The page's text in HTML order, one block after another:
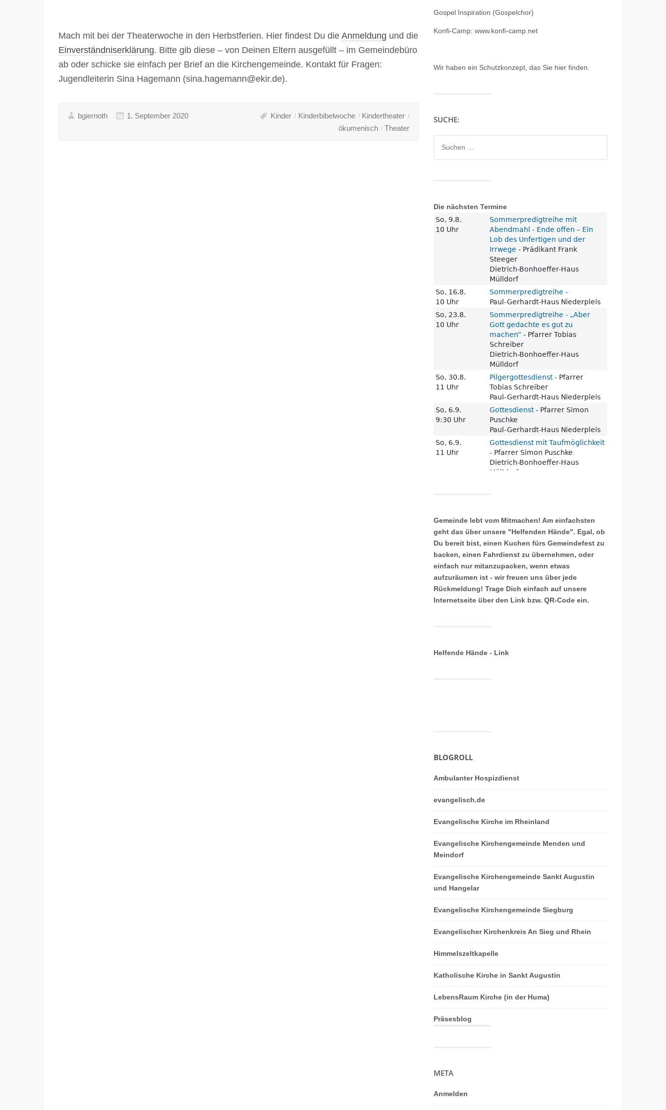
Mach mit bei der Theaterwoche in den Herbstferien. Hier findest Du die Anmeldung und die
Einverständniserklärung. Bitte gib diese – von Deinen Eltern ausgefüllt – im Gemeindebüro
ab oder schicke sie einfach per Brief an die Kirchengemeinde. Kontakt für Fragen:
Jugendleiterin Sina Hagemann (sina.hagemann@ekir.de).
bgiernoth 1. September 2020 Kinder Kinderbibelwoche
Kindertheater
ökumenisch
Theater
Gospel Inspiration (Gospelchor)
Konfi-Camp: www.konfi-camp.net
Wir haben ein Schutzkonzept, das Sie hier finden.
SUCHE:
nach:
Die nächsten Termine
Gemeinde lebt vom Mitmachen! Am einfachsten
geht das über unsere "Helfenden Hände". Egal, ob
Du bereit bist, einen Kuchen fürs Gemeindefest zu
backen, einen Fahrdienst zu übernehmen, oder
einfach nur mitanzupacken, wenn etwas
aufzuräumen ist - wir freuen uns über jede
Rückmeldung! Trage Dich einfach auf unsere
Internetseite über den Link bzw. QR-Code ein.
Helfende Hände - Link
BLOGROLL
Ambulanter Hospizdienst
evangelisch.de
Evangelische Kirche im Rheinland
Evangelische Kirchengemeinde Menden und
Meindorf
Evangelische Kirchengemeinde Sankt Augustin
und Hangelar
Evangelische Kirchengemeinde Siegburg
Evangelischer Kirchenkreis An Sieg und Rhein
Himmelszeltkapelle
Katholische Kirche in Sankt Augustin
LebensRaum Kirche (in der Huma)
Präsesblog
META
Anmelden